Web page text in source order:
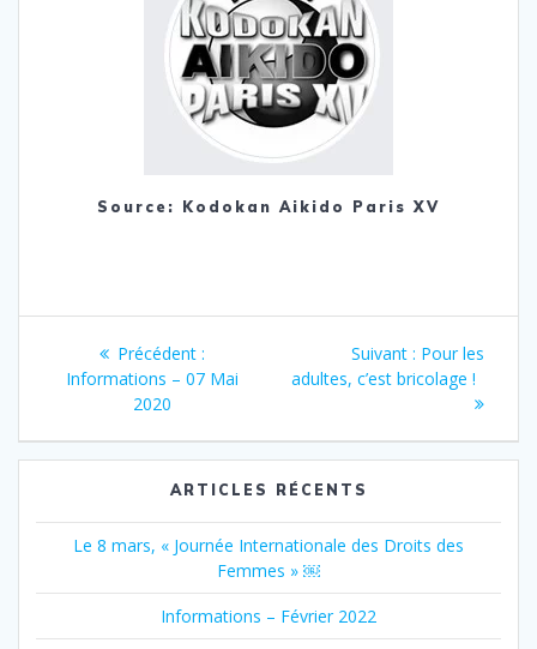
Source: Kodokan Aikido Paris XV
Précédent :
Informations – 07 Mai
2020
Suivant : Pour les
adultes, c’est bricolage !
ARTICLES RÉCENTS
Le 8 mars, « Journée Internationale des Droits des
Femmes » ￼
Informations – Février 2022